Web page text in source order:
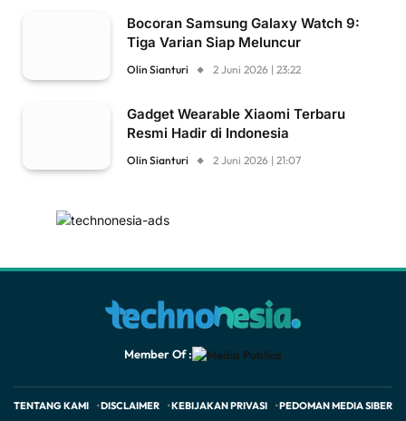
Bocoran Samsung Galaxy Watch 9:
Tiga Varian Siap Meluncur
Olin Sianturi 2 Juni 2026 | 23:22
Gadget Wearable Xiaomi Terbaru
Resmi Hadir di Indonesia
Olin Sianturi 2 Juni 2026 | 21:07
Member Of :
TENTANG KAMI DISCLAIMER KEBIJAKAN PRIVASI PEDOMAN MEDIA SIBER